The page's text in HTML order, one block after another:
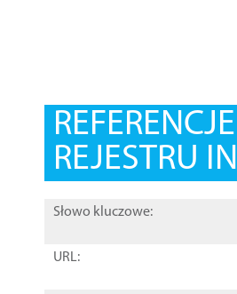
REJESTRU
Słowo kluczowe:
URL: